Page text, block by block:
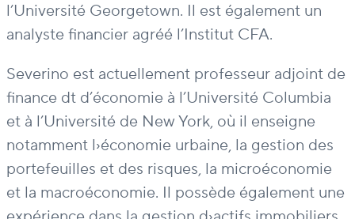
l’Université Georgetown. Il est également un
analyste financier agréé l’Institut CFA.
Severino est actuellement professeur adjoint de
finance dt d’économie à l’Université Columbia
et à l’Université de New York, où il enseigne
notamment l›économie urbaine, la gestion des
portefeuilles et des risques, la microéconomie
et la macroéconomie. Il possède également une